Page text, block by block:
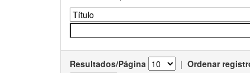
Resultados/Página | Ordenar